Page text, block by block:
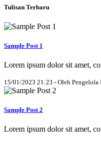
Tulisan Terbaru
Sample Post 1
Lorem ipsum dolor sit amet,
15/01/2023 21:23 - Oleh
Sample Post 2
Lorem ipsum dolor sit amet,